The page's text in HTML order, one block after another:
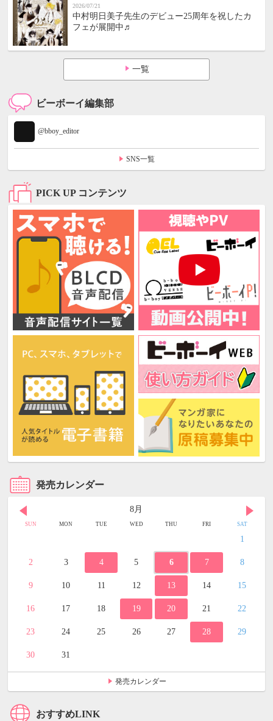
2026/07/21
中村明日美子先生のデビュー25周年を祝したカ
フェが展開中♬
一覧
ビーボーイ編集部
@bboy_editor
SNS一覧
PICK UP コンテンツ
発売カレンダー
8月
SUN MON TUE WED THU FRI SAT
1
2 3 4 5 6 7 8
9 10 11 12 13 14 15
16 17 18 19 20 21 22
23 24 25 26 27 28 29
30 31
発売カレンダー
おすすめLINK